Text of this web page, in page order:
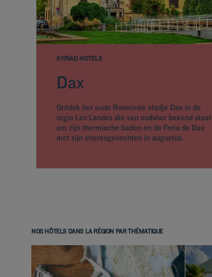
KYRIAD HOTELS
Dax
Ontdek het oude Romeinse stadje Dax in de
regio Les Landes die van oudsher bekend staat
om zijn thermische baden en de Feria de Dax
met zijn stierengevechten in augustus.
NOS HÔTELS DANS LA RÉGION PAR THÉMATIQUE